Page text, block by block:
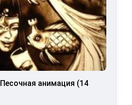
Песочная анимация (14